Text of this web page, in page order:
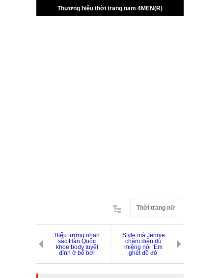
Thời trang nữ
Biểu tượng nhan
sắc Hàn Quốc
khoe body tuyệt
đỉnh ở bể bơi
Style mà Jennie
chăm diện dù
miệng nói ‘Em
ghét đồ đỏ’